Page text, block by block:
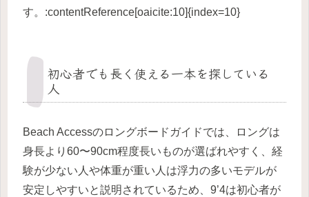
す。:contentReference[oaicite:10]{index=10}
初心者でも長く使える一本を探している
人
Beach Accessのロングボードガイドでは、ロングは
身長より60〜90cm程度長いものが選ばれやすく、経
験が少ない人や体重が重い人は浮力の多いモデルが
安定しやすいと説明されているため、9’4は初心者が